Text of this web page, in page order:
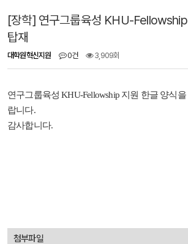
[장학] 연구그룹육성 KHU-Fellowship
탑재
대학원혁신지원 0건 3,909회
연구그룹육성 KHU-Fellowship 지원 한글 양식
랍니다.
감사합니다.
첨부파일